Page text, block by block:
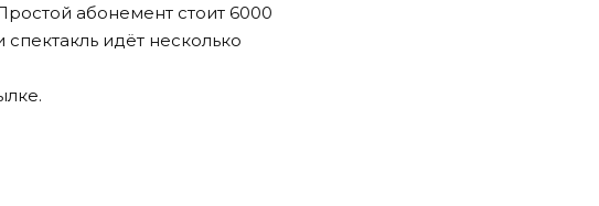
абонемент стоит 6000
идёт несколько
.